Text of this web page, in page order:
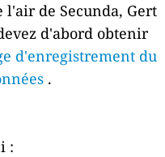
de Secunda, Gert
d'abord obtenir
d'enregistrement du
.
: